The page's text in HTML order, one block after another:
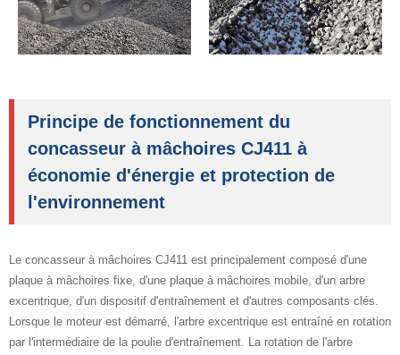
Principe de fonctionnement du
concasseur à mâchoires CJ411 à
économie d'énergie et protection de
l'environnement
Le concasseur à mâchoires CJ411 est principalement composé d'une
plaque à mâchoires fixe, d'une plaque à mâchoires mobile, d'un arbre
excentrique, d'un dispositif d'entraînement et d'autres composants clés.
Lorsque le moteur est démarré, l'arbre excentrique est entraîné en rotation
par l'intermédiaire de la poulie d'entraînement. La rotation de l'arbre